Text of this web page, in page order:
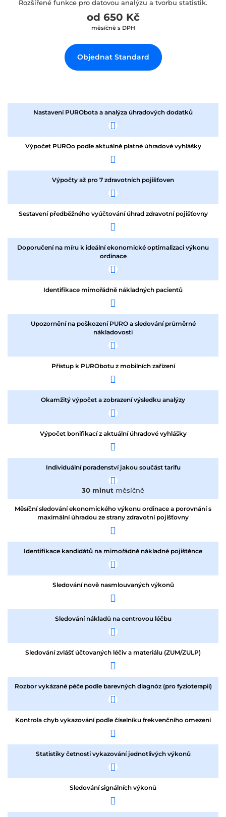
Rozšířené funkce pro datovou analýzu a tvorbu statistik.
od 650 Kč
měsíčně s DPH
Objednat Standard
Nastavení PURObota a analýza úhradových dodatků
Výpočet PUROo podle aktuálně platné úhradové vyhlášky
Výpočty až pro 7 zdravotních pojišťoven
Sestavení předběžného vyúčtování úhrad zdravotní pojišťovny
Doporučení na míru k ideální ekonomické optimalizaci výkonu
ordinace
Identifikace mimořádně nákladných pacientů
Upozornění na poškození PURO a sledování průměrné
nákladovosti
Přístup k PURObotu z mobilních zařízení
Okamžitý výpočet a zobrazení výsledku analýzy
Výpočet bonifikací z aktuální úhradové vyhlášky
Individuální poradenství jakou součást tarifu
30 minut měsíčně
Měsíční sledování ekonomického výkonu ordinace a porovnání s
maximální úhradou ze strany zdravotní pojišťovny
Identifikace kandidátů na mimořádně nákladné pojištěnce
Sledování nově nasmlouvaných výkonů
Sledování nákladů na centrovou léčbu
Sledování zvlášť účtovaných léčiv a materiálu (ZUM/ZULP)
Rozbor vykázané péče podle barevných diagnóz (pro fyzioterapii)
Kontrola chyb vykazování podle číselníku frekvenčního omezení
Statistiky četnosti vykazování jednotlivých výkonů
Sledování signálních výkonů